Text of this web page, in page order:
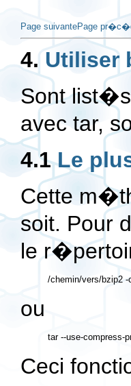
Page suivantePage
4. Utiliser
Sont
avec tar,
4.1 Le
Cette
soit. Pour
le
ou
Ceci